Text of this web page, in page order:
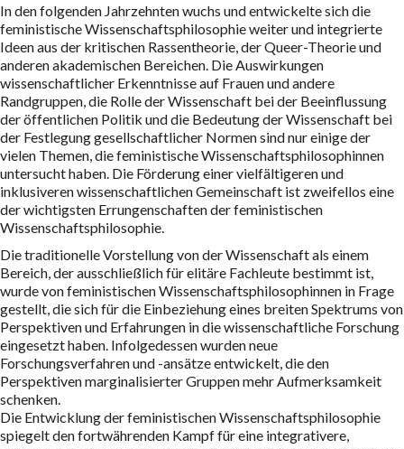
In den folgenden Jahrzehnten wuchs und entwickelte sich die
feministische Wissenschaftsphilosophie weiter und integrierte
Ideen aus der kritischen Rassentheorie, der Queer-Theorie und
anderen akademischen Bereichen. Die Auswirkungen
wissenschaftlicher Erkenntnisse auf Frauen und andere
Randgruppen, die Rolle der Wissenschaft bei der Beeinflussung
der öffentlichen Politik und die Bedeutung der Wissenschaft bei
der Festlegung gesellschaftlicher Normen sind nur einige der
vielen Themen, die feministische Wissenschaftsphilosophinnen
untersucht haben. Die Förderung einer vielfältigeren und
inklusiveren wissenschaftlichen Gemeinschaft ist zweifellos eine
der wichtigsten Errungenschaften der feministischen
Wissenschaftsphilosophie.
Die traditionelle Vorstellung von der Wissenschaft als einem
Bereich, der ausschließlich für elitäre Fachleute bestimmt ist,
wurde von feministischen Wissenschaftsphilosophinnen in Frage
gestellt, die sich für die Einbeziehung eines breiten Spektrums von
Perspektiven und Erfahrungen in die wissenschaftliche Forschung
eingesetzt haben. Infolgedessen wurden neue
Forschungsverfahren und -ansätze entwickelt, die den
Perspektiven marginalisierter Gruppen mehr Aufmerksamkeit
schenken.
Die Entwicklung der feministischen Wissenschaftsphilosophie
spiegelt den fortwährenden Kampf für eine integrativere,